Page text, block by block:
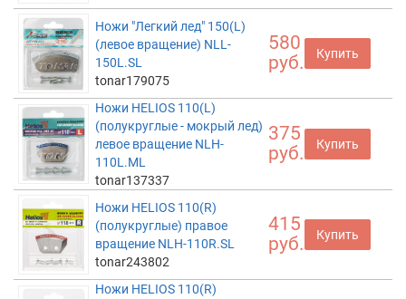
Ножи "Легкий лед" 150(L)
(левое вращение) NLL-
150L.SL
tonar179075
580
руб.
Купить
Ножи HELIOS 110(L)
(полукруглые - мокрый лед)
левое вращение NLH-
110L.ML
tonar137337
375
руб.
Купить
Ножи HELIOS 110(R)
(полукруглые) правое
вращение NLH-110R.SL
tonar243802
415
руб.
Купить
Ножи HELIOS 110(R)